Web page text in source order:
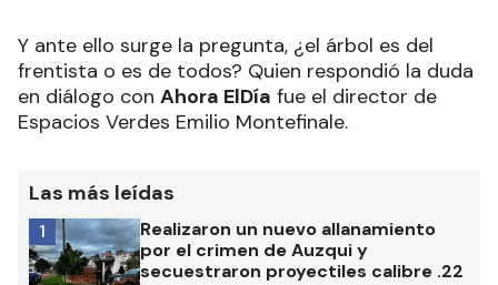
Y ante ello surge la pregunta, ¿el árbol es del
frentista o es de todos? Quien respondió la duda
en diálogo con Ahora ElDía fue el director de
Espacios Verdes Emilio Montefinale.
Las más leídas
Realizaron un nuevo allanamiento
por el crimen de Auzqui y
secuestraron proyectiles calibre .22
1